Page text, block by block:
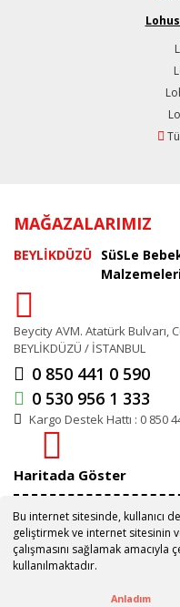
Bu internet sitesinde, kullanıcı
geliştirmek ve internet sitesinin
çalışmasını sağlamak amacıyla
kullanılmaktadır.
Anladım
MAĞAZALARIMIZ
BEYLİKDÜZÜ SüSLe
Beycity AVM. Atatürk Bulvarı,
BEYLİKDÜZÜ / İSTANBUL
0 850 441 0 590
0 530 956 1 333
Kargo Destek Hattı : 0 850
Haritada Göster
Copyright 2019 ©